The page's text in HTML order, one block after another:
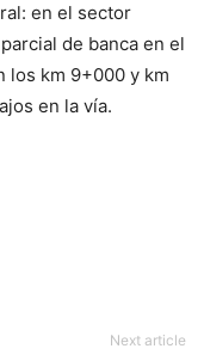
en el sector
de banca en el
los km 9+000 y km
en la vía.
Next article